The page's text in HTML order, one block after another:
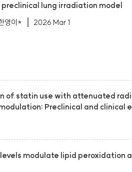
lung irradiation model
영이*
2026 Mar 1
of statin use with attenuated
Preclinical and clinical
modulate lipid peroxidation